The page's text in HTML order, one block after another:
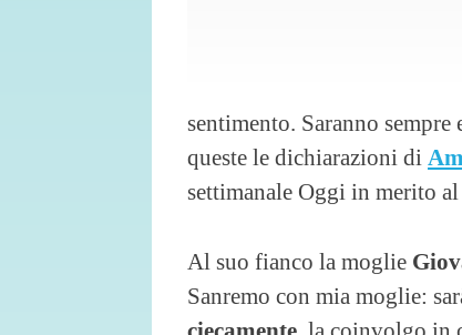
sentimento. Saranno
queste le dichiarazioni di
settimanale Oggi in merito al
Al suo fianco la moglie
Sanremo con mia moglie:
ciecamente, la coinvolgo in